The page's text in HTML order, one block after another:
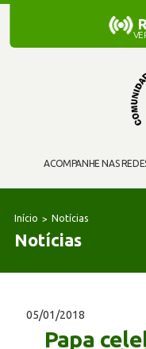
ACOMPANHE NAS
Início Notícias
Notícias
05/01/2018
Papa